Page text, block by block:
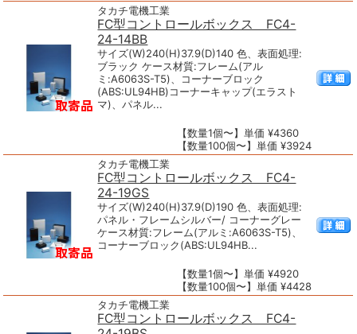
タカチ電機工業
FC型コントロールボックス FC4-
24-14BB
サイズ(W)240(H)37.9(D)140 色、表面処理:
ブラック ケース材質:フレーム(アル
ミ:A6063S-T5)、コーナーブロック
(ABS:UL94HB)コーナーキャップ(エラスト
マ)、パネル...
【数量1個〜】単価 ¥4360
【数量100個〜】単価 ¥3924
タカチ電機工業
FC型コントロールボックス FC4-
24-19GS
サイズ(W)240(H)37.9(D)190 色、表面処理:
パネル・フレームシルバー/ コーナーグレー
ケース材質:フレーム(アルミ:A6063S-T5)、
コーナーブロック(ABS:UL94HB...
【数量1個〜】単価 ¥4920
【数量100個〜】単価 ¥4428
タカチ電機工業
FC型コントロールボックス FC4-